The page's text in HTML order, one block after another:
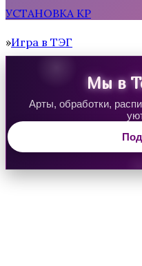
Водяная Лилия
УСТАНОВКА КР
Home
Игра в ТЭГ
Мы в
Арты, обработки,